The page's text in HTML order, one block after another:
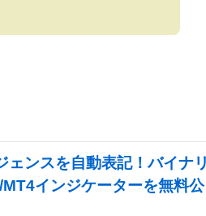
ェンスを自動表記！バイナ
インジケーターを無料公